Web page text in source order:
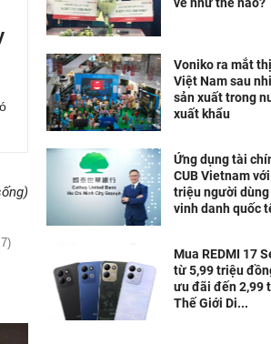
Voniko ra mắt
Việt Nam sau
sản xuất trong
xuất khẩu
Ứng dụng tài
CUB Vietnam
triệu người
vinh danh quốc
Mua REDMI 17
từ 5,99 triệu
ưu đãi đến 2,99
Thế Giới Di...